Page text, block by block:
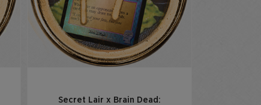
Secret Lair x Brain Dead: